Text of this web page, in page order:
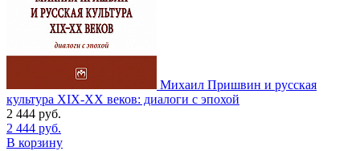
Михаил Пришвин и русская
культура ХIХ-ХХ веков: диалоги с эпохой
2 444 руб.
2 444 руб.
В корзину